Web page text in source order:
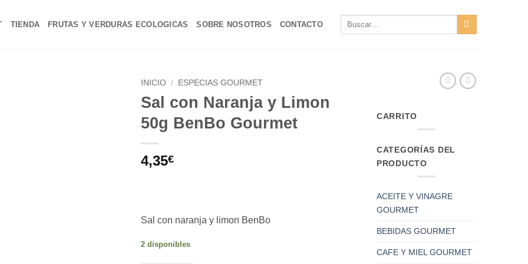
TIENDA FRUTAS Y VERDURAS ECOLOGICAS SOBRE NOSOTROS CONTACTO
Buscar
INICIO / ESPECIAS GOURMET
Sal con Naranja y Limon
50g BenBo Gourmet
4,35€
Sal con naranja y limon BenBo
2 disponibles
CARRITO
CATEGORÍAS DEL
PRODUCTO
ACEITE Y VINAGRE
GOURMET
BEBIDAS GOURMET
CAFE Y MIEL GOURMET